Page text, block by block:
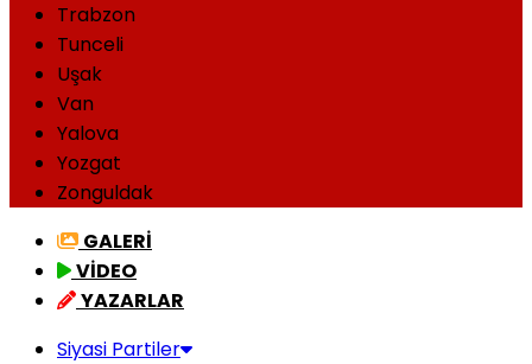
Trabzon
Tunceli
Uşak
Van
Yalova
Yozgat
Zonguldak
GALERİ
VİDEO
YAZARLAR
Siyasi Partiler